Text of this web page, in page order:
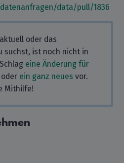
data/pull/1836
oder das
suchst, ist noch nicht in
eine Änderung für
oder ein ganz neues vor.
Mithilfe!